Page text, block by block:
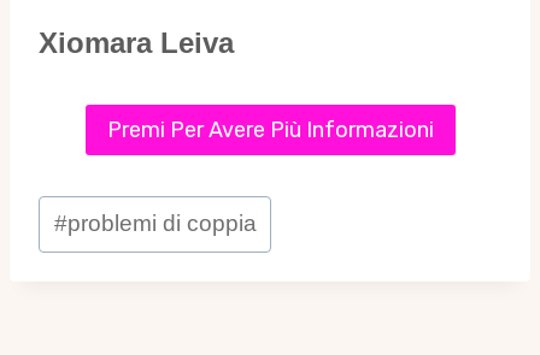
Xiomara Leiva
Premi Per Avere Più Informazioni
Tag
articolo:
#problemi di coppia